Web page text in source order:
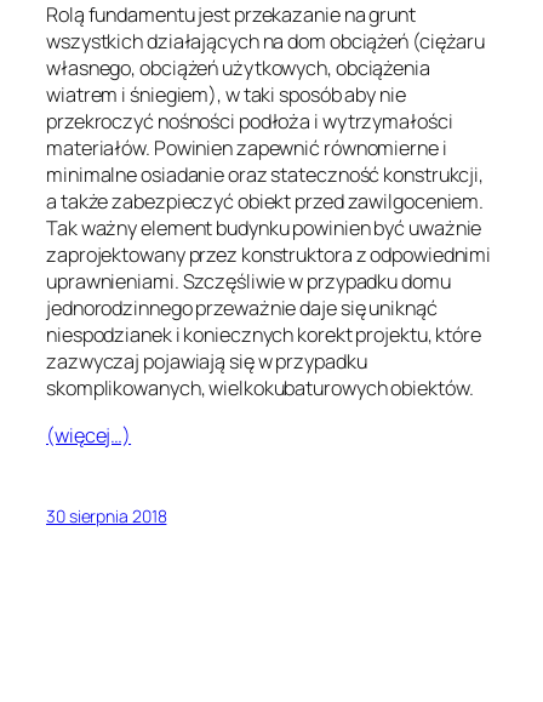
Rolą fundamentu jest przekazanie na grunt
wszystkich działających na dom obciążeń (ciężaru
własnego, obciążeń użytkowych, obciążenia
wiatrem i śniegiem), w taki sposób aby nie
przekroczyć nośności podłoża i wytrzymałości
materiałów. Powinien zapewnić równomierne i
minimalne osiadanie oraz stateczność konstrukcji,
a także zabezpieczyć obiekt przed zawilgoceniem.
Tak ważny element budynku powinien być uważnie
zaprojektowany przez konstruktora z odpowiednimi
uprawnieniami. Szczęśliwie w przypadku domu
jednorodzinnego przeważnie daje się uniknąć
niespodzianek i koniecznych korekt projektu, które
zazwyczaj pojawiają się w przypadku
skomplikowanych, wielkokubaturowych obiektów.
(więcej…)
30 sierpnia 2018